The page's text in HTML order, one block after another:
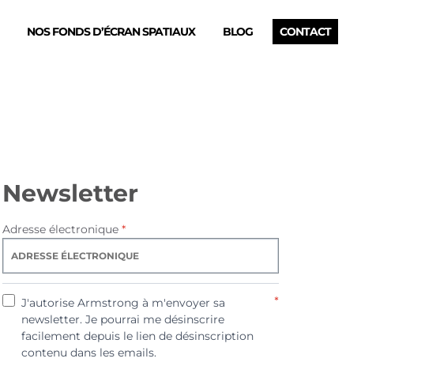
NOS FONDS D’ÉCRAN SPATIAUX BLOG CONTACT
Newsletter
Adresse électronique *
J'autorise Armstrong à m'envoyer sa
newsletter. Je pourrai me désinscrire
facilement depuis le lien de désinscription
contenu dans les emails.
*